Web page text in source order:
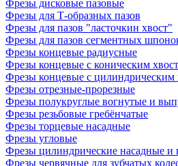
Фрезы дисковые пазовые
Фрезы для Т-образных пазов
Фрезы для пазов "ласточкин хвост"
Фрезы для пазов сегментных
Фрезы концевые радиусные
Фрезы концевые с коническим
Фрезы концевые с цилиндрическим
Фрезы отрезные-прорезные
Фрезы полукруглые вогнутые и
Фрезы резьбовые гребёнчатые
Фрезы торцевые насадные
Фрезы угловые
Фрезы цилиндрические насадные и
Фрезы червячные для зубчатых